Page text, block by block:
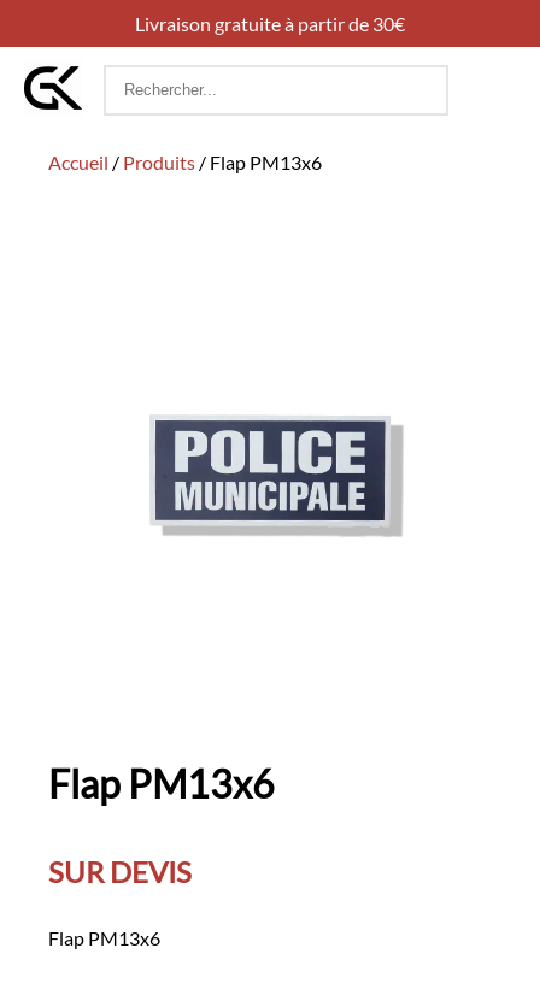
Livraison gratuite à partir de 30€
Rechercher
Accueil / Produits / Flap PM13x6
Flap PM13x6
SUR DEVIS
Flap PM13x6